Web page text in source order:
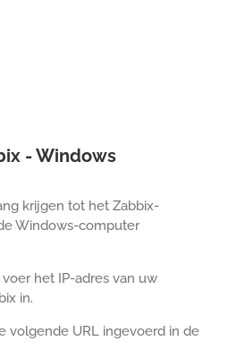
- Windows
krijgen tot het Zabbix-
Windows-computer
het IP-adres van uw
in.
volgende URL ingevoerd in de